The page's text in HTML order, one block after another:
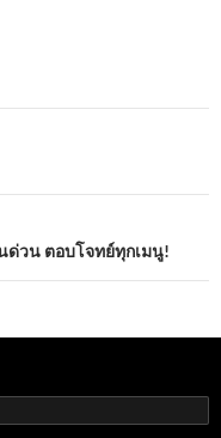
ด่วน ตอบโจทย์ทุกเมนู!